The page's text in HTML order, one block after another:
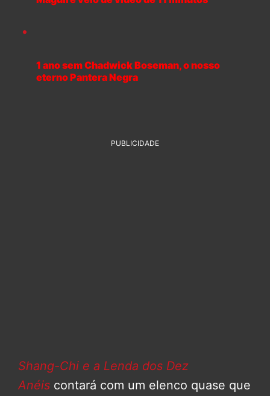
1 ano sem Chadwick Boseman, o nosso
eterno Pantera Negra
PUBLICIDADE
Shang-Chi e a Lenda dos Dez
Anéis contará com um elenco quase que